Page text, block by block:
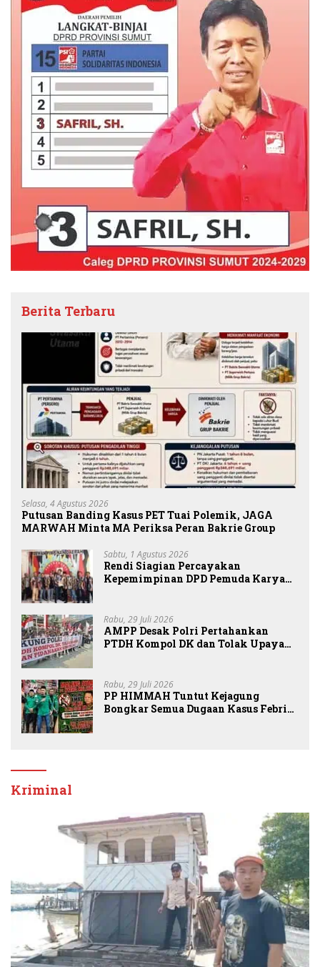
Berita Terbaru
Selasa, 4 Agustus 2026
Putusan Banding Kasus PET Tuai Polemik, JAGA
MARWAH Minta MA Periksa Peran Bakrie Group
Sabtu, 1 Agustus 2026
Rendi Siagian Percayakan
Kepemimpinan DPD Pemuda Karya
Rabu, 29 Juli 2026
AMPP Desak Polri Pertahankan
PTDH Kompol DK dan Tolak Upaya
Rabu, 29 Juli 2026
PP HIMMAH Tuntut Kejagung
Bongkar Semua Dugaan Kasus Febrie
Kriminal